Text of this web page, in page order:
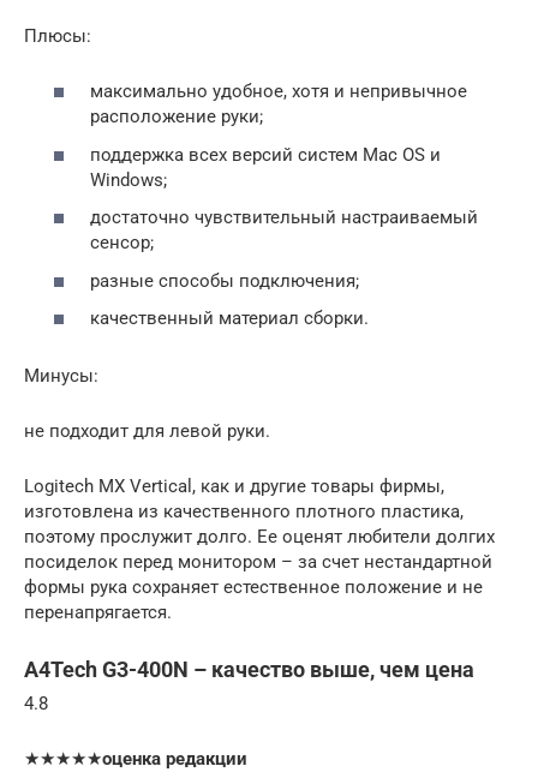
Плюсы:
максимально удобное, хотя и непривычное
расположение руки;
поддержка всех версий систем Mac OS и
Windows;
достаточно чувствительный настраиваемый
сенсор;
разные способы подключения;
качественный материал сборки.
Минусы:
не подходит для левой руки.
Logitech MX Vertical, как и другие товары фирмы,
изготовлена из качественного плотного пластика,
поэтому прослужит долго. Ее оценят любители долгих
посиделок перед монитором – за счет нестандартной
формы рука сохраняет естественное положение и не
перенапрягается.
A4Tech G3-400N – качество выше, чем цена
4.8
★★★★★оценка редакции